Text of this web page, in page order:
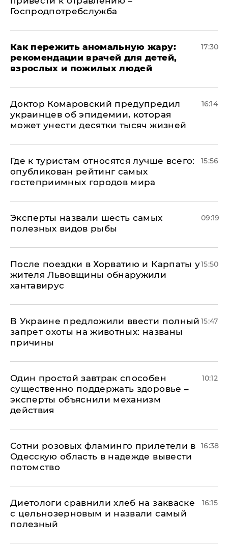
Госпродпотребслужба
Как пережить аномальную жару:
рекомендации врачей для детей,
взрослых и пожилых людей
17:30
Доктор Комаровский предупредил
украинцев об эпидемии, которая
может унести десятки тысяч жизней
16:14
Где к туристам относятся лучше всего:
опубликован рейтинг самых
гостеприимных городов мира
15:56
Эксперты назвали шесть самых
полезных видов рыбы
09:19
После поездки в Хорватию и Карпаты у
жителя Львовщины обнаружили
хантавирус
15:50
В Украине предложили ввести полный
запрет охоты на животных: названы
причины
15:47
Один простой завтрак способен
существенно поддержать здоровье –
эксперты объяснили механизм
действия
10:12
Сотни розовых фламинго прилетели в
Одесскую область в надежде вывести
потомство
16:38
Диетологи сравнили хлеб на закваске
с цельнозерновым и назвали самый
полезный
16:15